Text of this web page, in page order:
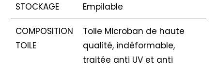
STOCKAGE Empilable
COMPOSITION
TOILE
Toile Microban de haute
qualité, indéformable,
traitée anti UV et anti